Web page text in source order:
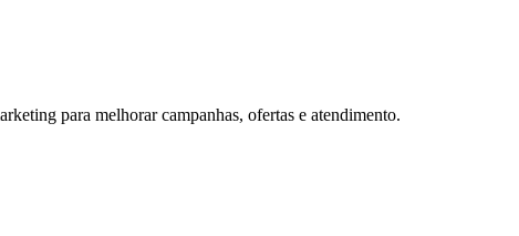
para melhorar campanhas, ofertas e atendimento.